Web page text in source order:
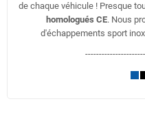
de chaque véhicule ! Presque
homologués CE. Nous
d'échappements sport